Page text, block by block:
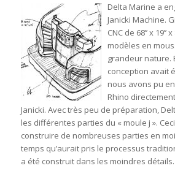
Delta Marine a
Janicki Machine.
CNC de 68’’ x 19’’
modèles en
grandeur nature.
conception avait
nous avons pu
Rhino
Janicki. Avec très peu de préparation,
les différentes parties du « moule j ».
construire de nombreuses parties en
temps qu’aurait pris le processus
a été construit dans les moindres détails.